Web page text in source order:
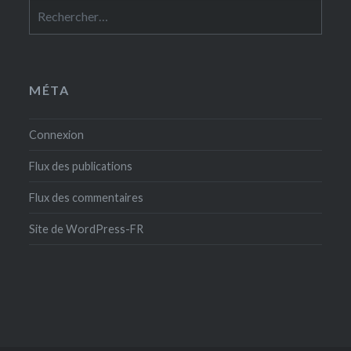
MÉTA
Connexion
Flux des publications
Flux des commentaires
Site de WordPress-FR